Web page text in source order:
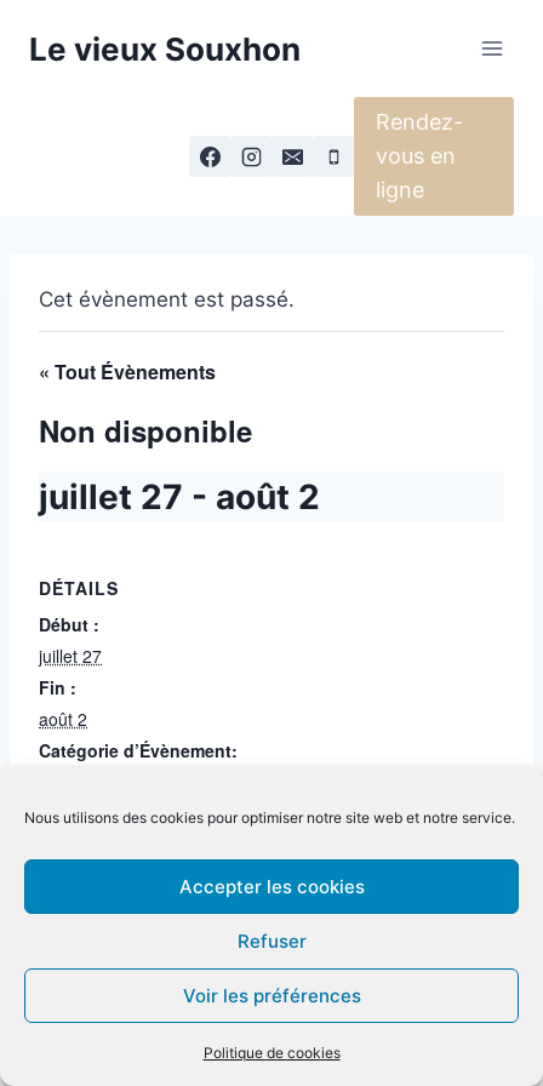
Nous utilisons des cookies pour optimiser notre site web et notre service.
Accepter les cookies
Refuser
Voir les préférences
Politique de cookies
Le vieux Souxhon
Rendez-
vous en
ligne
Cet évènement est passé.
« Tout Évènements
Non disponible
juillet 27 - août 2
DÉTAILS
Début :
juillet 27
Fin :
août 2
Catégorie d’Évènement: